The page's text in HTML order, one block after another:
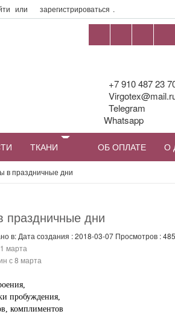
или зарегистрироваться .
+7 910 487 23
Telegram
Whatsapp
ТКАНИ ОБ ОПЛАТЕ О
в праздничные дни
праздничные дни
в: Дата создания : 2018-03-07 Просмотров :485
марта
с 8 марта
пробуждения,
комплиментов